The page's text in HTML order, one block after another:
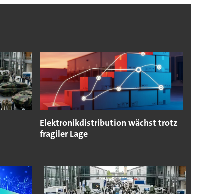
Elektronikdistribution wächst trotz
fragiler Lage